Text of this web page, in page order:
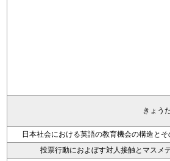
きょう
日本社会における英語の教育機会の構造と
投票行動におよぼす対人接触とマスメ